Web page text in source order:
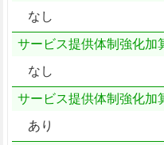
なし
サービス提供体制強化加
なし
サービス提供体制強化加
あり